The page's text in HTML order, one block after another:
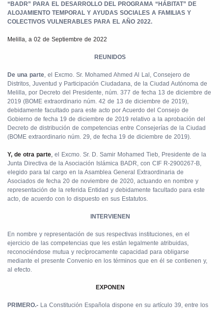
“BADR” PARA EL DESARROLLO DEL PROGRAMA “HÁBITAT” DE
ALOJAMIENTO TEMPORAL Y AYUDAS SOCIALES A FAMILIAS Y
COLECTIVOS VULNERABLES PARA EL AÑO 2022.
Melilla, a 02 de Septiembre de 2022
REUNIDOS
De una parte, el Excmo. Sr. Mohamed Ahmed Al Lal, Consejero de
Distritos, Juventud y Participación Ciudadana, de la Ciudad Autónoma de
Melilla, por Decreto del Presidente, núm. 377 de fecha 13 de diciembre de
2019 (BOME extraordinario núm. 42 de 13 de diciembre de 2019),
debidamente facultado para este acto por Acuerdo del Consejo de
Gobierno de fecha 19 de diciembre de 2019 relativo a la aprobación del
Decreto de distribución de competencias entre Consejerías de la Ciudad
(BOME extraordinario núm. 29, de fecha 19 de diciembre de 2019).
Y, de otra parte, el Excmo. Sr. D. Samir Mohamed Tieb, Presidente de la
Junta Directiva de la Asociación Islámica BADR, con CIF R-2900267-B,
elegido para tal cargo en la Asamblea General Extraordinaria de
Asociados de fecha 20 de noviembre de 2020, actuando en nombre y
representación de la referida Entidad y debidamente facultado para este
acto, de acuerdo con lo dispuesto en sus Estatutos.
INTERVIENEN
En nombre y representación de sus respectivas instituciones, en el
ejercicio de las competencias que les están legalmente atribuidas,
reconociéndose mutua y recíprocamente capacidad para obligarse
mediante el presente Convenio en los términos que en él se contienen y,
al efecto.
EXPONEN
PRIMERO.- La Constitución Española dispone en su artículo 39, entre los